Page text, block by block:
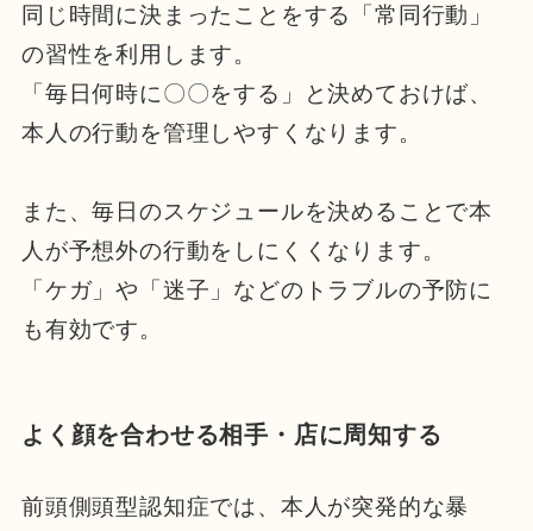
同じ時間に決まったことをする「常同行動」
の習性を利用します。
「毎日何時に〇〇をする」と決めておけば、
本人の行動を管理しやすくなります。
また、毎日のスケジュールを決めることで本
人が予想外の行動をしにくくなります。
「ケガ」や「迷子」などのトラブルの予防に
も有効です。
よく顔を合わせる相手・店に周知する
前頭側頭型認知症では、本人が突発的な暴